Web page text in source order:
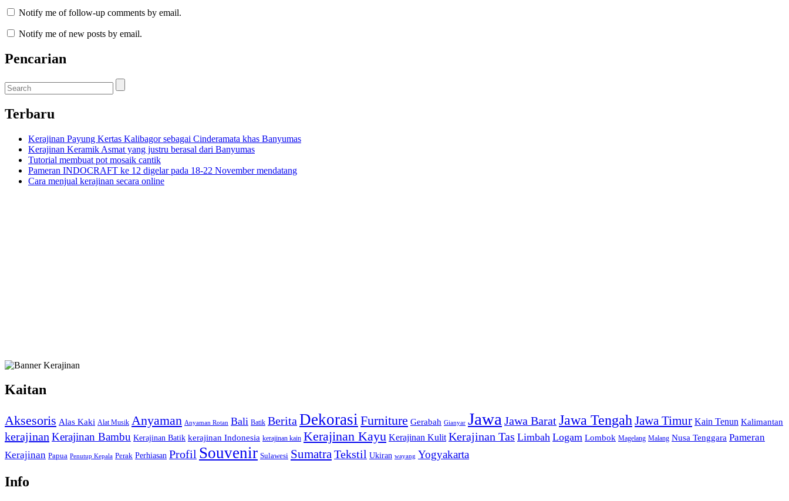
Notify me of follow-up comments by email.
Notify me of new posts by email.
Pencarian
Terbaru
Kerajinan Payung Kertas Kalibagor sebagai Cinderamata khas Banyumas
Kerajinan Keramik Asmat yang justru berasal dari Banyumas
Tutorial membuat pot mosaik cantik
Pameran INDOCRAFT ke 12 digelar pada 18-22 November mendatang
Cara menjual kerajinan secara online
Kaitan
Aksesoris Alas Kaki Alat Musik Anyaman Anyaman Rotan Bali Batik Berita Dekorasi Furniture Gerabah Gianyar Jawa Jawa BaratJawa TengahJawa Timur Kain Tenun Kalimantan
kerajinan Kerajinan Bambu Kerajinan Batik kerajinan Indonesia kerajinan kain Kerajinan Kayu Kerajinan Kulit Kerajinan Tas Limbah Logam Lombok Magelang Malang Nusa Tenggara Pameran
Kerajinan Papua Penutup Kepala Perak Perhiasan Profil Souvenir Sulawesi Sumatra Tekstil Ukiran wayang Yogyakarta
Info